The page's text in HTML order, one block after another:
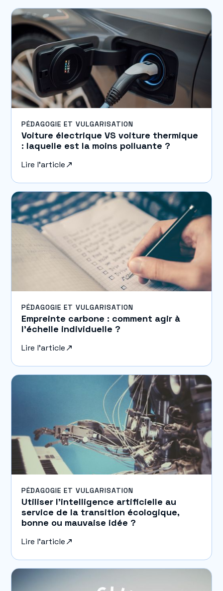
PÉDAGOGIE ET VULGARISATION
Voiture électrique VS voiture thermique
: laquelle est la moins polluante ?
Lire l'article
PÉDAGOGIE ET VULGARISATION
Empreinte carbone : comment agir à
l’échelle individuelle ?
Lire l'article
PÉDAGOGIE ET VULGARISATION
Utiliser l’intelligence artificielle au
service de la transition écologique,
bonne ou mauvaise idée ?
Lire l'article